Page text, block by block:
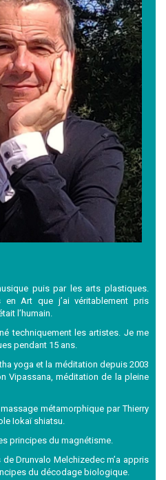
puis par les arts plastiques.
en Art que j’ai véritablement pris
l’humain.
techniquement les artistes. Je me
pendant 15 ans.
yoga et la méditation depuis 2003
Vipassana, méditation de la pleine
métamorphique par Thierry
Iokaï shiatsu.
principes du magnétisme.
Drunvalo Melchizedec m’a appris
du décodage biologique.